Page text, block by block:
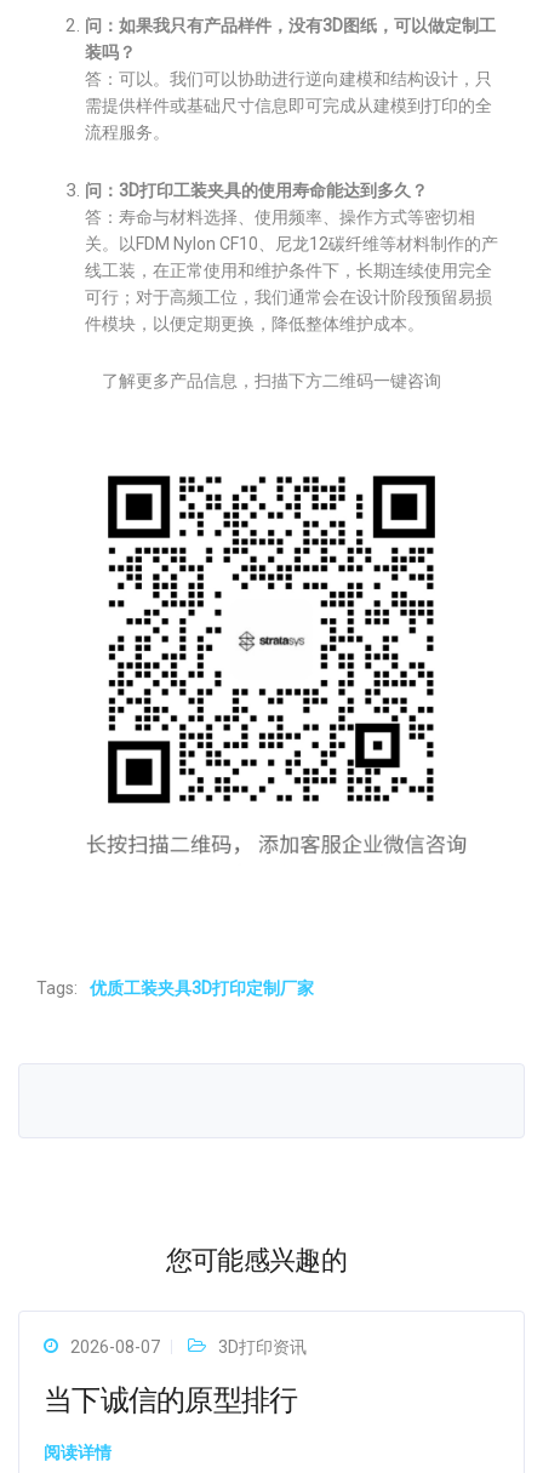
问：如果我只有产品样件，没有3D图纸，可以做定制工
装吗？
答：可以。我们可以协助进行逆向建模和结构设计，只
需提供样件或基础尺寸信息即可完成从建模到打印的全
流程服务。
问：3D打印工装夹具的使用寿命能达到多久？
答：寿命与材料选择、使用频率、操作方式等密切相
关。以FDM Nylon CF10、尼龙12碳纤维等材料制作的产
线工装，在正常使用和维护条件下，长期连续使用完全
可行；对于高频工位，我们通常会在设计阶段预留易损
件模块，以便定期更换，降低整体维护成本。
了解更多产品信息，扫描下方二维码一键咨询
Tags: 优质工装夹具3D打印定制厂家
您可能感兴趣的
2026-08-07 3D打印资讯
当下诚信的原型排行
阅读详情